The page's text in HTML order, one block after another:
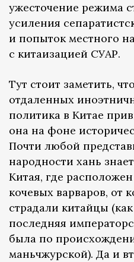
ужесточение режима
усиления
и попыток местного
с китаизацией СУАР.
Тут стоит заметить,
отдаленных
политика в Китае
она на фоне
Почти любой
народности хань
Китая, где
кочевых варваров, от
страдали китайцы
последняя
была по
маньчжурской). Да и